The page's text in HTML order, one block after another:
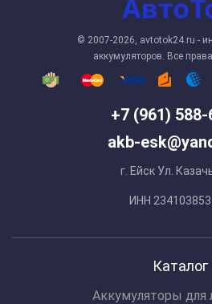
+7 (961)
akb-
г. Ейск Ул.
ИНН
© 2007-2026, avtotok24.ru -
аккумуляторов. Все
Каталог
Аккумуляторы для